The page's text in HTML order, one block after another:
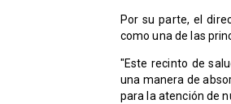
Por su parte, el
como una de las
"Este recinto de
una manera de
para la atención de